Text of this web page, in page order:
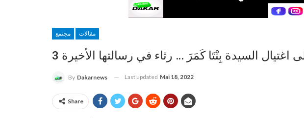
مجتمع مقالات
By Dakarnews Last updated Mai 18, 2022
Share